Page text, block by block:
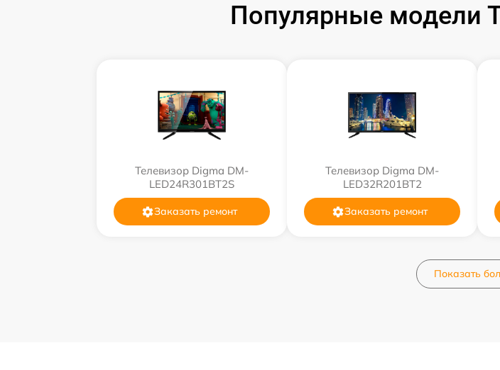
Популярные модели
Телевизор Digma DM-
LED24R301BT2S
Заказать ремонт
Телевизор Digma DM-
LED32R201BT2
Заказать ремонт
Показать